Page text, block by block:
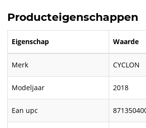
Producteigenschappen
Eigenschap Waarde
Merk CYCLON
Modeljaar 2018
Ean upc